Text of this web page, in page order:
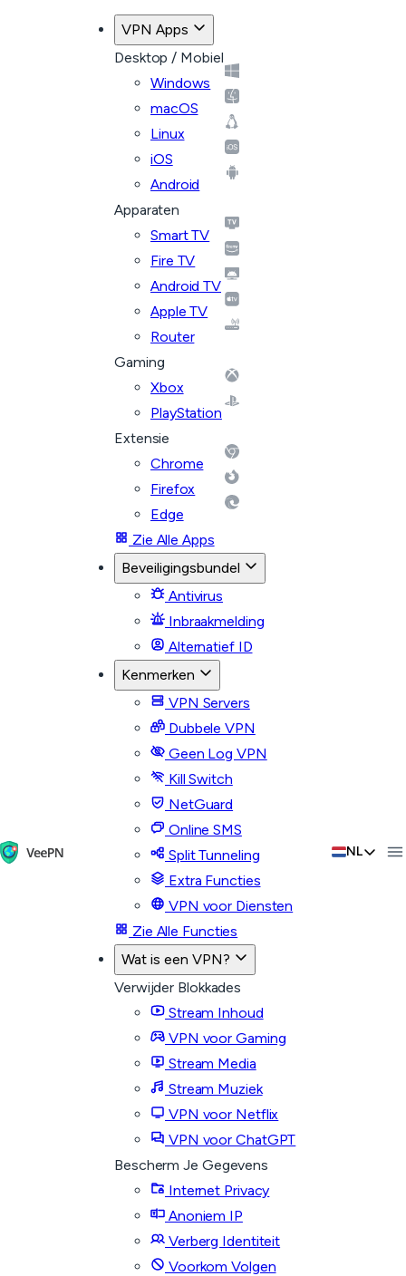
VPN Apps
Desktop / Mobiel
Windows
macOS
Linux
iOS
Android
Apparaten
Smart TV
Fire TV
Android TV
Apple TV
Router
Gaming
Xbox
PlayStation
Extensie
Chrome
Firefox
Edge
Zie Alle Apps
Beveiligingsbundel
Antivirus
Inbraakmelding
Alternatief ID
Kenmerken
VPN Servers
Dubbele VPN
Geen Log VPN
Kill Switch
NetGuard
Online SMS
Split Tunneling
Extra Functies
VPN voor Diensten
Zie Alle Functies
Wat is een VPN?
Verwijder Blokkades
Stream Inhoud
VPN voor Gaming
Stream Media
Stream Muziek
VPN voor Netflix
VPN voor ChatGPT
Bescherm Je Gegevens
Internet Privacy
Anoniem IP
Verberg Identiteit
Voorkom Volgen
NL